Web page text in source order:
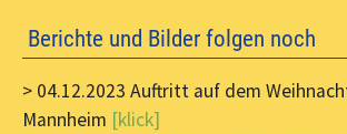
Berichte und Bilder folgen noch
> 04.12.2023 Auftritt auf dem
Mannheim [klick]